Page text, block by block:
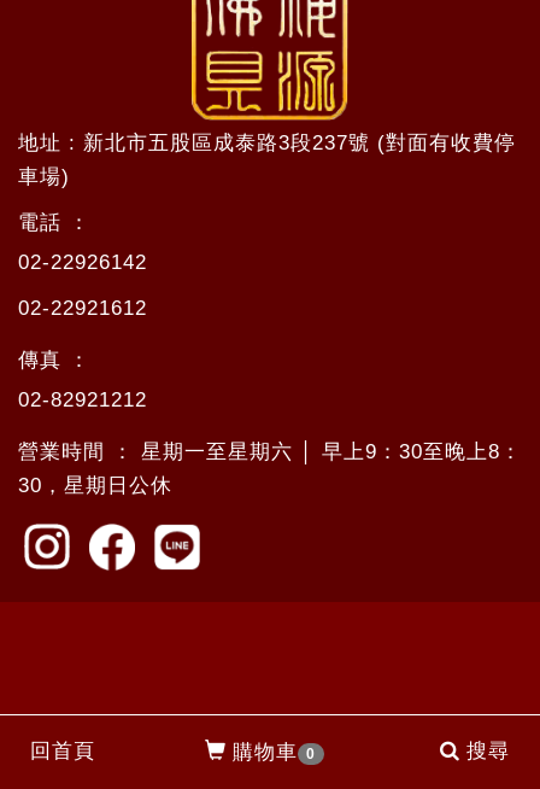
回首頁 購物車 0 搜尋
地址 : 新北市五股區成泰路3段237號 (對面有收費停
車場)
電話 ：
02-22926142
02-22921612
傳真 ：
02-82921212
營業時間 ： 星期一至星期六 │ 早上9：30至晚上8：
30，星期日公休